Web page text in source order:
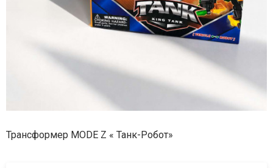
Трансформер MODE Z « Танк-Робот»